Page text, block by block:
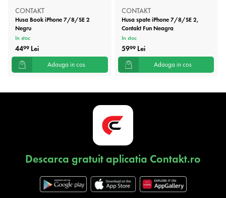
CONTAKT
Husa Book iPhone 7/8/SE 2
Negru
In stoc
4499 Lei
Adauga in cos
CONTAKT
Husa spate iPhone 7/8/SE 2,
Contakt Fun Neagra
In stoc
5999Lei
Adauga in cos
Descarca gratuit aplicatia Contakt.ro